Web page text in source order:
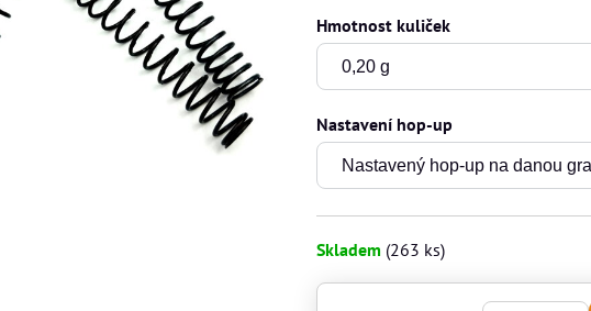
Hmotnost kuliček
Nastavení hop-up
Skladem (263 ks)